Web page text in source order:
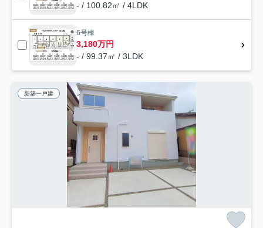
- / 100.82㎡ / 4LDK
6号棟
3,180万円
- / 99.37㎡ / 3LDK
新築一戸建